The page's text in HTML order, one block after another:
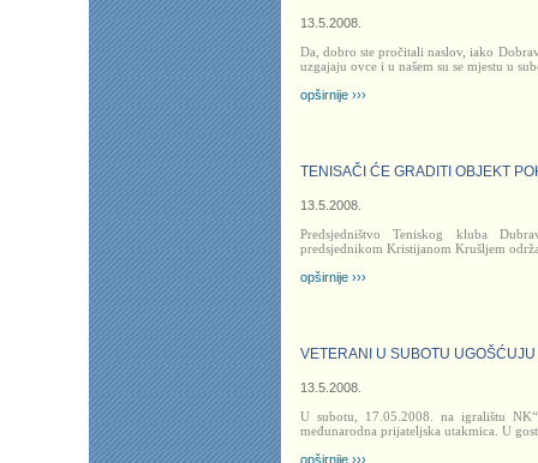
13.5.2008.
Da, dobro ste pročitali naslov, iako
uzgajaju ovce i u našem su se mjestu u
opširnije ›››
TENISAČI ĆE GRADITI OBJEKT
13.5.2008.
Predsjedništvo Teniskog kluba
predsjednikom Kristijanom Krušljem
opširnije ›››
VETERANI U SUBOTU
13.5.2008.
U subotu, 17.05.2008. na igralištu
međunarodna prijateljska utakmica. U
opširnije ›››